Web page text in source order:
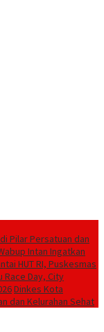
Pilar Persatuan dan
Intan Ingatkan
HUT RI, Puskesmas
Race Day, City
Dinkes Kota
dan Kelurahan Sehat